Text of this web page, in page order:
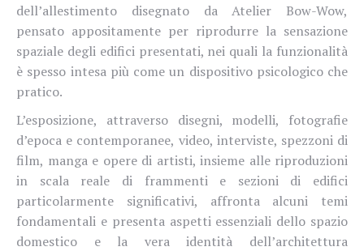
dell’allestimento disegnato da Atelier Bow-Wow,
pensato appositamente per riprodurre la sensazione
spaziale degli edifici presentati, nei quali la funzionalità
è spesso intesa più come un dispositivo psicologico che
pratico.
L’esposizione, attraverso disegni, modelli, fotografie
d’epoca e contemporanee, video, interviste, spezzoni di
film, manga e opere di artisti, insieme alle riproduzioni
in scala reale di frammenti e sezioni di edifici
particolarmente significativi, affronta alcuni temi
fondamentali e presenta aspetti essenziali dello spazio
domestico e la vera identità dell’architettura